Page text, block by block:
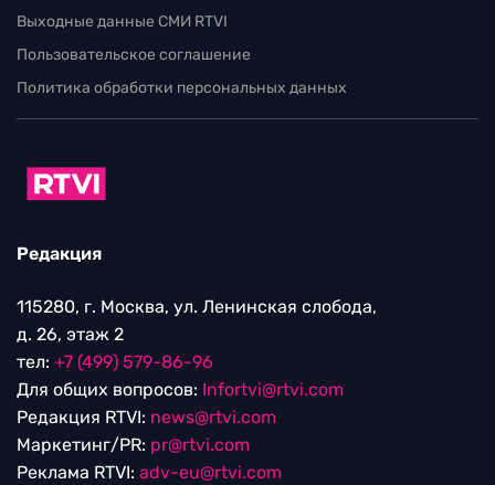
Выходные данные СМИ RTVI
Пользовательское соглашение
Политика обработки персональных данных
Редакция
115280, г. Москва, ул. Ленинская слобода,
д. 26, этаж 2
тел: +7 (499) 579-86-96
Для общих вопросов: Infortvi@rtvi.com
Редакция RTVI: news@rtvi.com
Маркетинг/PR: pr@rtvi.com
Реклама RTVI: adv-eu@rtvi.com